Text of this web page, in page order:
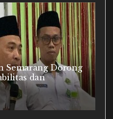
Semarang Dorong
dan